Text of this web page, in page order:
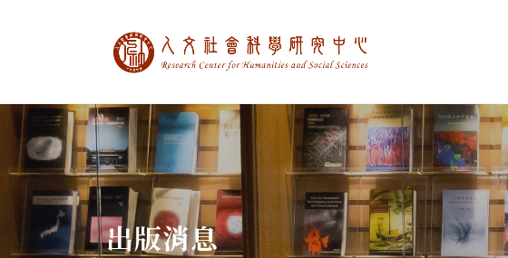
中央研究院人文社會科學
出版消息